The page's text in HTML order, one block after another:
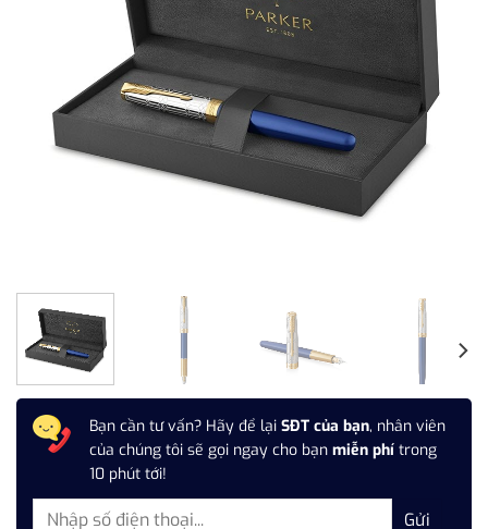
Bạn cần tư vấn? Hãy để lại SĐT của bạn, nhân viên
của chúng tôi sẽ gọi ngay cho bạn miễn phí trong
10 phút tới!